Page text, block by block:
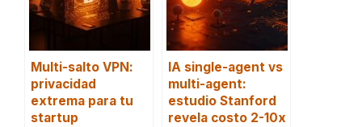
Multi-salto VPN:
privacidad
extrema para tu
startup
IA single-agent vs
multi-agent:
estudio Stanford
revela costo 2-10x